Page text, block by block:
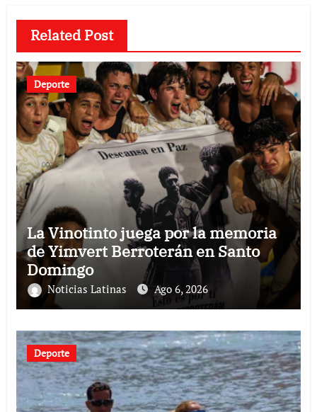
Related Post
Deporte
La Vinotinto juega por la memoria
de Yimvert Berroterán en Santo
Domingo
Noticias Latinas Ago 6, 2026
Deporte